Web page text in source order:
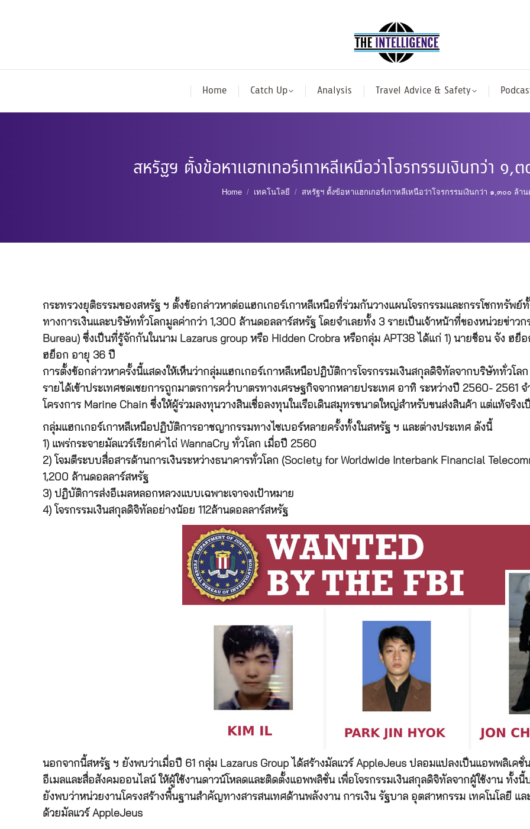
Home Catch Up Analysis Travel Advice & Safety
สหรัฐฯ ตั้งข้อหาแฮกเกอร์เกาหลีเหนือว่าโจรกรรมเงินกว่า ๑,
You are here:
Home เทคโนโลยี สหรัฐฯ ตั้งข้อหาแฮกเกอร์เกาหลีเหนือว่าโจรกรรมเงินกว่า ๑,๓๐๐ ล้า
กระทรวงยุติธรรมของสหรัฐ ฯ ตั้งข้อกล่าวหาต่อแฮกเกอร์เกาหลีเหนือที่ร่วมกันวางแผนโจรกรรมและกรรโชกทรัพ
ทางการเงินและบริษัททั่วโลกมูลค่ากว่า 1,300 ล้านดอลลาร์สหรัฐ โดยจำเลยทั้ง 3 รายเป็นเจ้าหน้าที่ของหน่วยข่าว
Bureau) ซึ่งเป็นที่รู้จักกันในนาม Lazarus group หรือ Hidden Crobra หรือกลุ่ม APT38 ได้แก่ 1) นายช็อน จัง ฮ
ฮย็อก อายุ 36 ปี
การตั้งข้อกล่าวหาครั้งนี้แสดงให้เห็นว่ากลุ่มแฮกเกอร์เกาหลีเหนือปฏิบัติการโจรกรรมเงินสกุลดิจิทัลจากบริษัททั่วโ
รายได้เข้าประเทศชดเชยการถูกมาตรการคว่ำบาตรทางเศรษฐกิจจากหลายประเทศ อาทิ ระหว่างปี 2560- 2561
โครงการ Marine Chain ซึ่งให้ผู้ร่วมลงทุนวางสินเชื่อลงทุนในเรือเดินสมุทรขนาดใหญ่สำหรับขนส่งสินค้า แต่แท้จริงเ
กลุ่มแฮกเกอร์เกาหลีเหนือปฏิบัติการอาชญากรรมทางไซเบอร์หลายครั้งทั้งในสหรัฐ ฯ และต่างประเทศ ดังนี้
1) แพร่กระจายมัลแวร์เรียกค่าไถ่ WannaCry ทั่วโลก เมื่อปี 2560
2) โจมตีระบบสื่อสารด้านการเงินระหว่างธนาคารทั่วโลก (Society for Worldwide Interbank Financial
1,200 ล้านดอลลาร์สหรัฐ
3) ปฏิบัติการส่งอีเมลหลอกหลวงแบบเฉพาะเจาจงเป้าหมาย
4) โจรกรรมเงินสกุลดิจิทัลอย่างน้อย 112ล้านดอลลาร์สหรัฐ
นอกจากนี้สหรัฐ ฯ ยังพบว่าเมื่อปี 61 กลุ่ม Lazarus Group ได้สร้างมัลแวร์ AppleJeus ปลอมแปลงเป็นแอพพลิเคชั่
อีเมลและสื่อสังคมออนไลน์ ให้ผู้ใช้งานดาวน์โหลดและติดตั้งแอพพลิชั่น เพื่อโจรกรรมเงินสกุลดิจิทัลจากผู้ใช้งาน ทั้
ยังพบว่าหน่วยงานโครงสร้างพื้นฐานสำคัญทางสารสนเทศด้านพลังงาน การเงิน รัฐบาล อุตสาหกรรม เทคโนโลยี แ
ด้วยมัลแวร์ AppleJeus